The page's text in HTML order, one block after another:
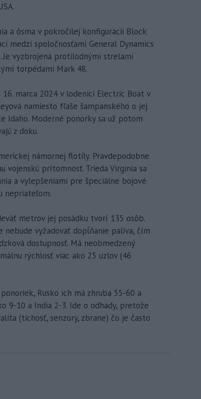
a ôsma v pokročilej konfigurácii Block
medzi spoločnosťami General Dynamics
vyzbrojená protilodnými strelami
torpédami Mark 48.
marca 2024 v lodenici Electric Boat v
namiesto fľaše šampanského o jej
Idaho. Moderné ponorky sa už potom
z doku.
námornej flotily. Pravdepodobne
vojenskú prítomnosť. Trieda Virginia sa
a vylepšeniami pre špeciálne bojové
nepriateľom.
metrov jej posádku tvorí 135 osôb.
vyžadovať dopĺňanie paliva, čím
dostupnosť. Má neobmedzený
rýchlosť viac ako 25 uzlov (46
Rusko ich má zhruba 55-60 a
9-10 a India 2-3. Ide o odhady, pretože
(tichosť, senzory, zbrane) čo je často